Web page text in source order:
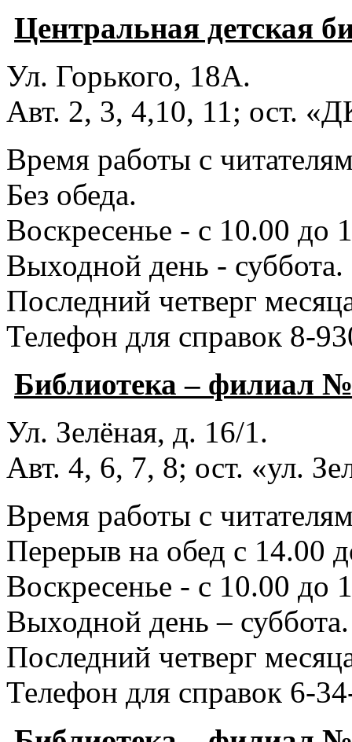
Центральная детская
Ул. Горького, 18А.
Авт. 2, 3, 4,10, 11; ост.
Время работы с
Без обеда.
Воскресенье - с 10.00 до
Выходной день - суббота.
Последний четверг
Телефон для справок 8-
Библиотека – филиал
Ул. Зелёная, д. 16/1.
Авт. 4, 6, 7, 8; ост. «ул.
Время работы с
Перерыв на обед с 14.00
Воскресенье - с 10.00 до
Выходной день – суббота.
Последний четверг
Телефон для справок 6-